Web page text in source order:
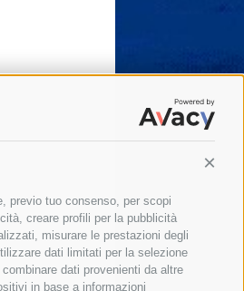
previo tuo consenso, per scopi
creare profili per la pubblicità
misurare le prestazioni degli
dati limitati per la selezione
dati provenienti da altre
in base a informazioni